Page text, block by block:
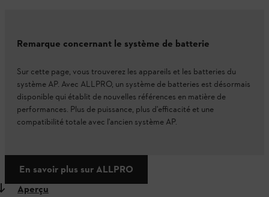
Remarque concernant le système de batterie
Sur cette page, vous trouverez les appareils et les batteries du
système AP. Avec ALLPRO, un système de batteries est désormais
disponible qui établit de nouvelles références en matière de
performances. Plus de puissance, plus d'efficacité et une
compatibilité totale avec l'ancien système AP.
En savoir plus sur ALLPRO
Aperçu